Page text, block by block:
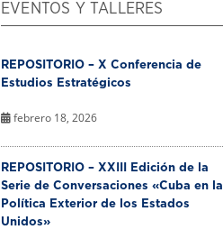
EVENTOS Y TALLERES
REPOSITORIO – X Conferencia de
Estudios Estratégicos
febrero 18, 2026
REPOSITORIO – XXIII Edición de la
Serie de Conversaciones «Cuba en la
Política Exterior de los Estados
Unidos»